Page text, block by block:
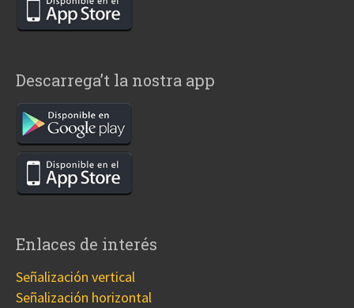
Descarrega’t la nostra app
Enlaces de interés
Señalización vertical
Señalización horizontal